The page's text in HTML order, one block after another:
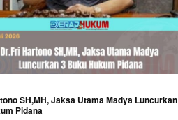
SH,MH, Jaksa Utama Madya
Pidana